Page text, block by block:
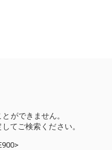
ができません。
てご検索ください。